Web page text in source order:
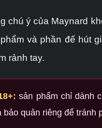
chú ý của Maynard
và phần đế hút
rảnh tay.
sản phẩm chỉ dành
bảo quản riêng để tránh